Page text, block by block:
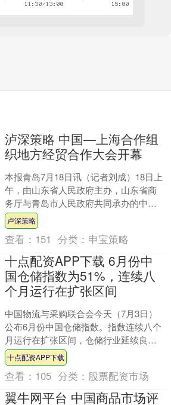
泸深策略 中国—上海合作组
织地方经贸合作大会开幕
本报青岛7月18日讯（记者刘成）18日上
午，由山东省人民政府主办，山东省商
务厅与青岛市人民政府共同承办的中国
—上海合作组织地方经贸合作大会在青
岛·上合之珠国际博....
卢深策略
查看： 151 分类： 申宝策略
十点配资APP下载 6月份中
国仓储指数为51%，连续八
个月运行在扩张区间
中国物流与采购联合会今天（7月3日）
公布6月份中国仓储指数。指数连续八个
月运行在扩张区间，仓储行业延续良好
运行态势。 6月份中国仓储指数为51%，
较上月上升0.....
十点配资APP下载
查看： 105 分类： 股票配资市场
翼牛网平台 中国商品市场评